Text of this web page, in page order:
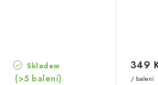
Skladem
(>5 balení)
349
/ balení